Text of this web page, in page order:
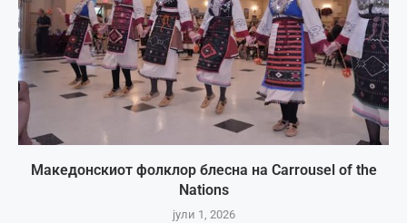
Македонскиот фолклор блесна на Carrousel of the
Nations
јули 1, 2026